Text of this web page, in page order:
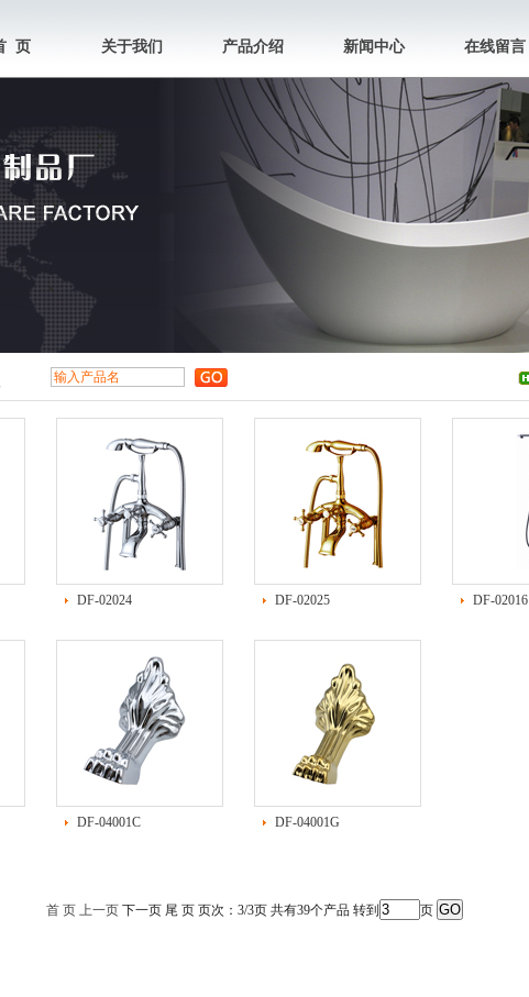
页 关于我们 产品介绍 新闻中心 在线留言
DF-02024 DF-02025 DF-02016
DF-04001C DF-04001G
首 页 上一页下一页 尾 页 页次：3/3页 共有39个产品 转到 页